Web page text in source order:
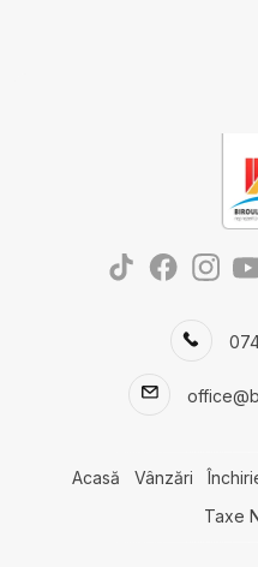
Case de vanzare in Cumpana
Case de vanzare in Cumpana
Case de vanzare in Dobromir
Terenuri de vanzare in Agigea
Terenuri de vanzare in Cumpana
Terenuri de vanzare in Lazu Nord
Acasă Vânzări
Taxe